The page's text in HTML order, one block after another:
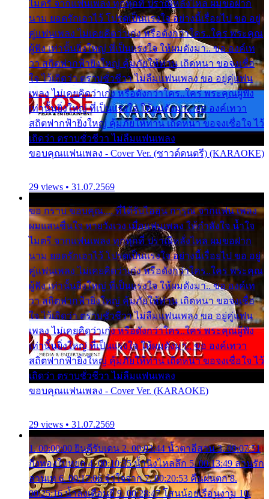
ไมตรี จากแฟนเพลง ทุกทุกที่ ปราณีหลั่งไหล ผมขอฝาก
นาม ยอดรักเอาไว้ โปรดเป็นแรงใจ อย่างนี้เรื่อยไป ขอ อยู่
คู่แฟนเพลง ไม่เคยคิดว่าเก่ง หรือดังกว่าใคร..ใคร พระคุณ
ผู้ฟัง เท่านั้นยิ่งใหญ่ ที่เป็นแรงใจ ให้ผมดังมา.. ขอ องค์เท
วา สถิตฟากฟ้ายิ่งใหญ่ คุ้มภัยให้ท่าน เถิดหนา ขอจงเชื่อ
ใจ ไว้เถิดว่า ตราบชั่วชีวา ไม่ลืมแฟนเพลง ขอ อยู่คู่แฟน
เพลง ไม่เคยคิดว่าเก่ง หรือดังกว่าใคร..ใคร พระคุณผู้ฟัง
เท่านั้นยิ่งใหญ่ ที่เป็นแรงใจ ให้ผมดังมา.. ขอ องค์เทวา
สถิตฟากฟ้ายิ่งใหญ่ คุ้มภัยให้ท่าน เถิดหนา ขอจงเชื่อใจ ไว้
เถิดว่า ตราบชั่วชีวา ไม่ลืมแฟนเพลง
ขอบคุณแฟนเพลง - Cover Ver. (ซาวด์ดนตรี) (KARAOKE)
29 views • 31.07.2569
ขอ กราบ ขอบคุณ.... ที่ได้รับไออุ่น การุณ จากแฟน เพลง
ผมแสนชื่นใจ หายวังเวง เมื่อแฟนเพลง ให้กำลังใจ น้ำใจ
ไมตรี จากแฟนเพลง ทุกทุกที่ ปราณีหลั่งไหล ผมขอฝาก
นาม ยอดรักเอาไว้ โปรดเป็นแรงใจ อย่างนี้เรื่อยไป ขอ อยู่
คู่แฟนเพลง ไม่เคยคิดว่าเก่ง หรือดังกว่าใคร..ใคร พระคุณ
ผู้ฟัง เท่านั้นยิ่งใหญ่ ที่เป็นแรงใจ ให้ผมดังมา.. ขอ องค์เท
วา สถิตฟากฟ้ายิ่งใหญ่ คุ้มภัยให้ท่าน เถิดหนา ขอจงเชื่อ
ใจ ไว้เถิดว่า ตราบชั่วชีวา ไม่ลืมแฟนเพลง ขอ อยู่คู่แฟน
เพลง ไม่เคยคิดว่าเก่ง หรือดังกว่าใคร..ใคร พระคุณผู้ฟัง
เท่านั้นยิ่งใหญ่ ที่เป็นแรงใจ ให้ผมดังมา.. ขอ องค์เทวา
สถิตฟากฟ้ายิ่งใหญ่ คุ้มภัยให้ท่าน เถิดหนา ขอจงเชื่อใจ ไว้
เถิดว่า ตราบชั่วชีวา ไม่ลืมแฟนเพลง
ขอบคุณแฟนเพลง - Cover Ver. (KARAOKE)
29 views • 31.07.2569
1. 00:00:00 ยินดีรับเดน 2. 00:03:44 น้ำตาอีสาน 3. 00:07:51
กิ่งทองใบหยก 4. 00:10:35 น้ำนิ่งไหลลึก 5. 00:13:49 ลานรัก
ลานเท 6. 00:17:06 จำใจจาก 7. 00:20:53 คืนฝนตก 8.
00:25:16 น้ำลงเดือนยี่ 9. 00:28:47 โสนน้อยเรือนงาม 10.